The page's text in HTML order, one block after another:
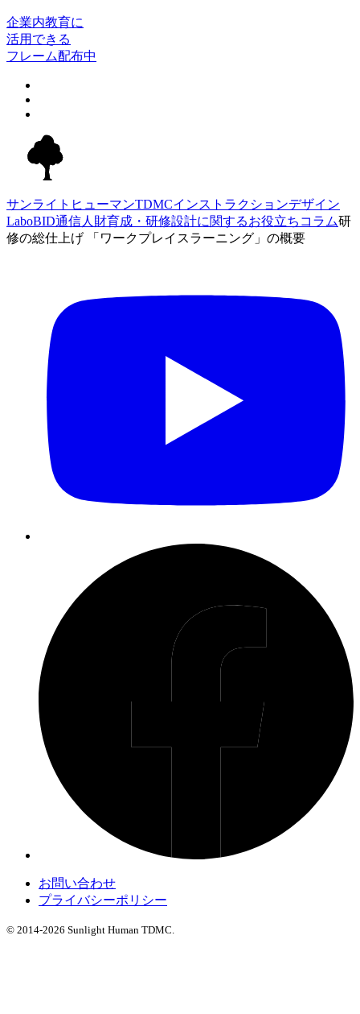
企業内教育に
活用できる
フレーム配布中
サンライトヒューマンTDMCインストラクションデザイン
LaboBID通信人財育成・研修設計に関するお役立ちコラム研
修の総仕上げ 「ワークプレイスラーニング」の概要
お問い合わせ
プライバシーポリシー
© 2014-2026 Sunlight Human TDMC.